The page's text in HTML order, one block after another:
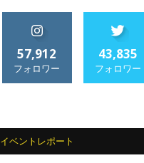
57,912
フォロワー
43,835
フォロワー
イベントレポート